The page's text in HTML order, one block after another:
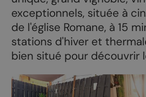
exceptionnels, située à
de l'église Romane, à 15
stations d'hiver et
bien situé pour découvrir